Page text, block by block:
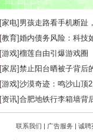
[家电] 男孩走路看手机断趾
[教育]婚内债务风险：科技
[游戏]榴莲自由引爆游戏圈
[家居]禁止阳台晒被子背后
[游戏]沙漠奇迹：鸣沙山顶
[资讯]合肥地铁行李箱墙背
联系我们 | 广告服务 | 诚聘